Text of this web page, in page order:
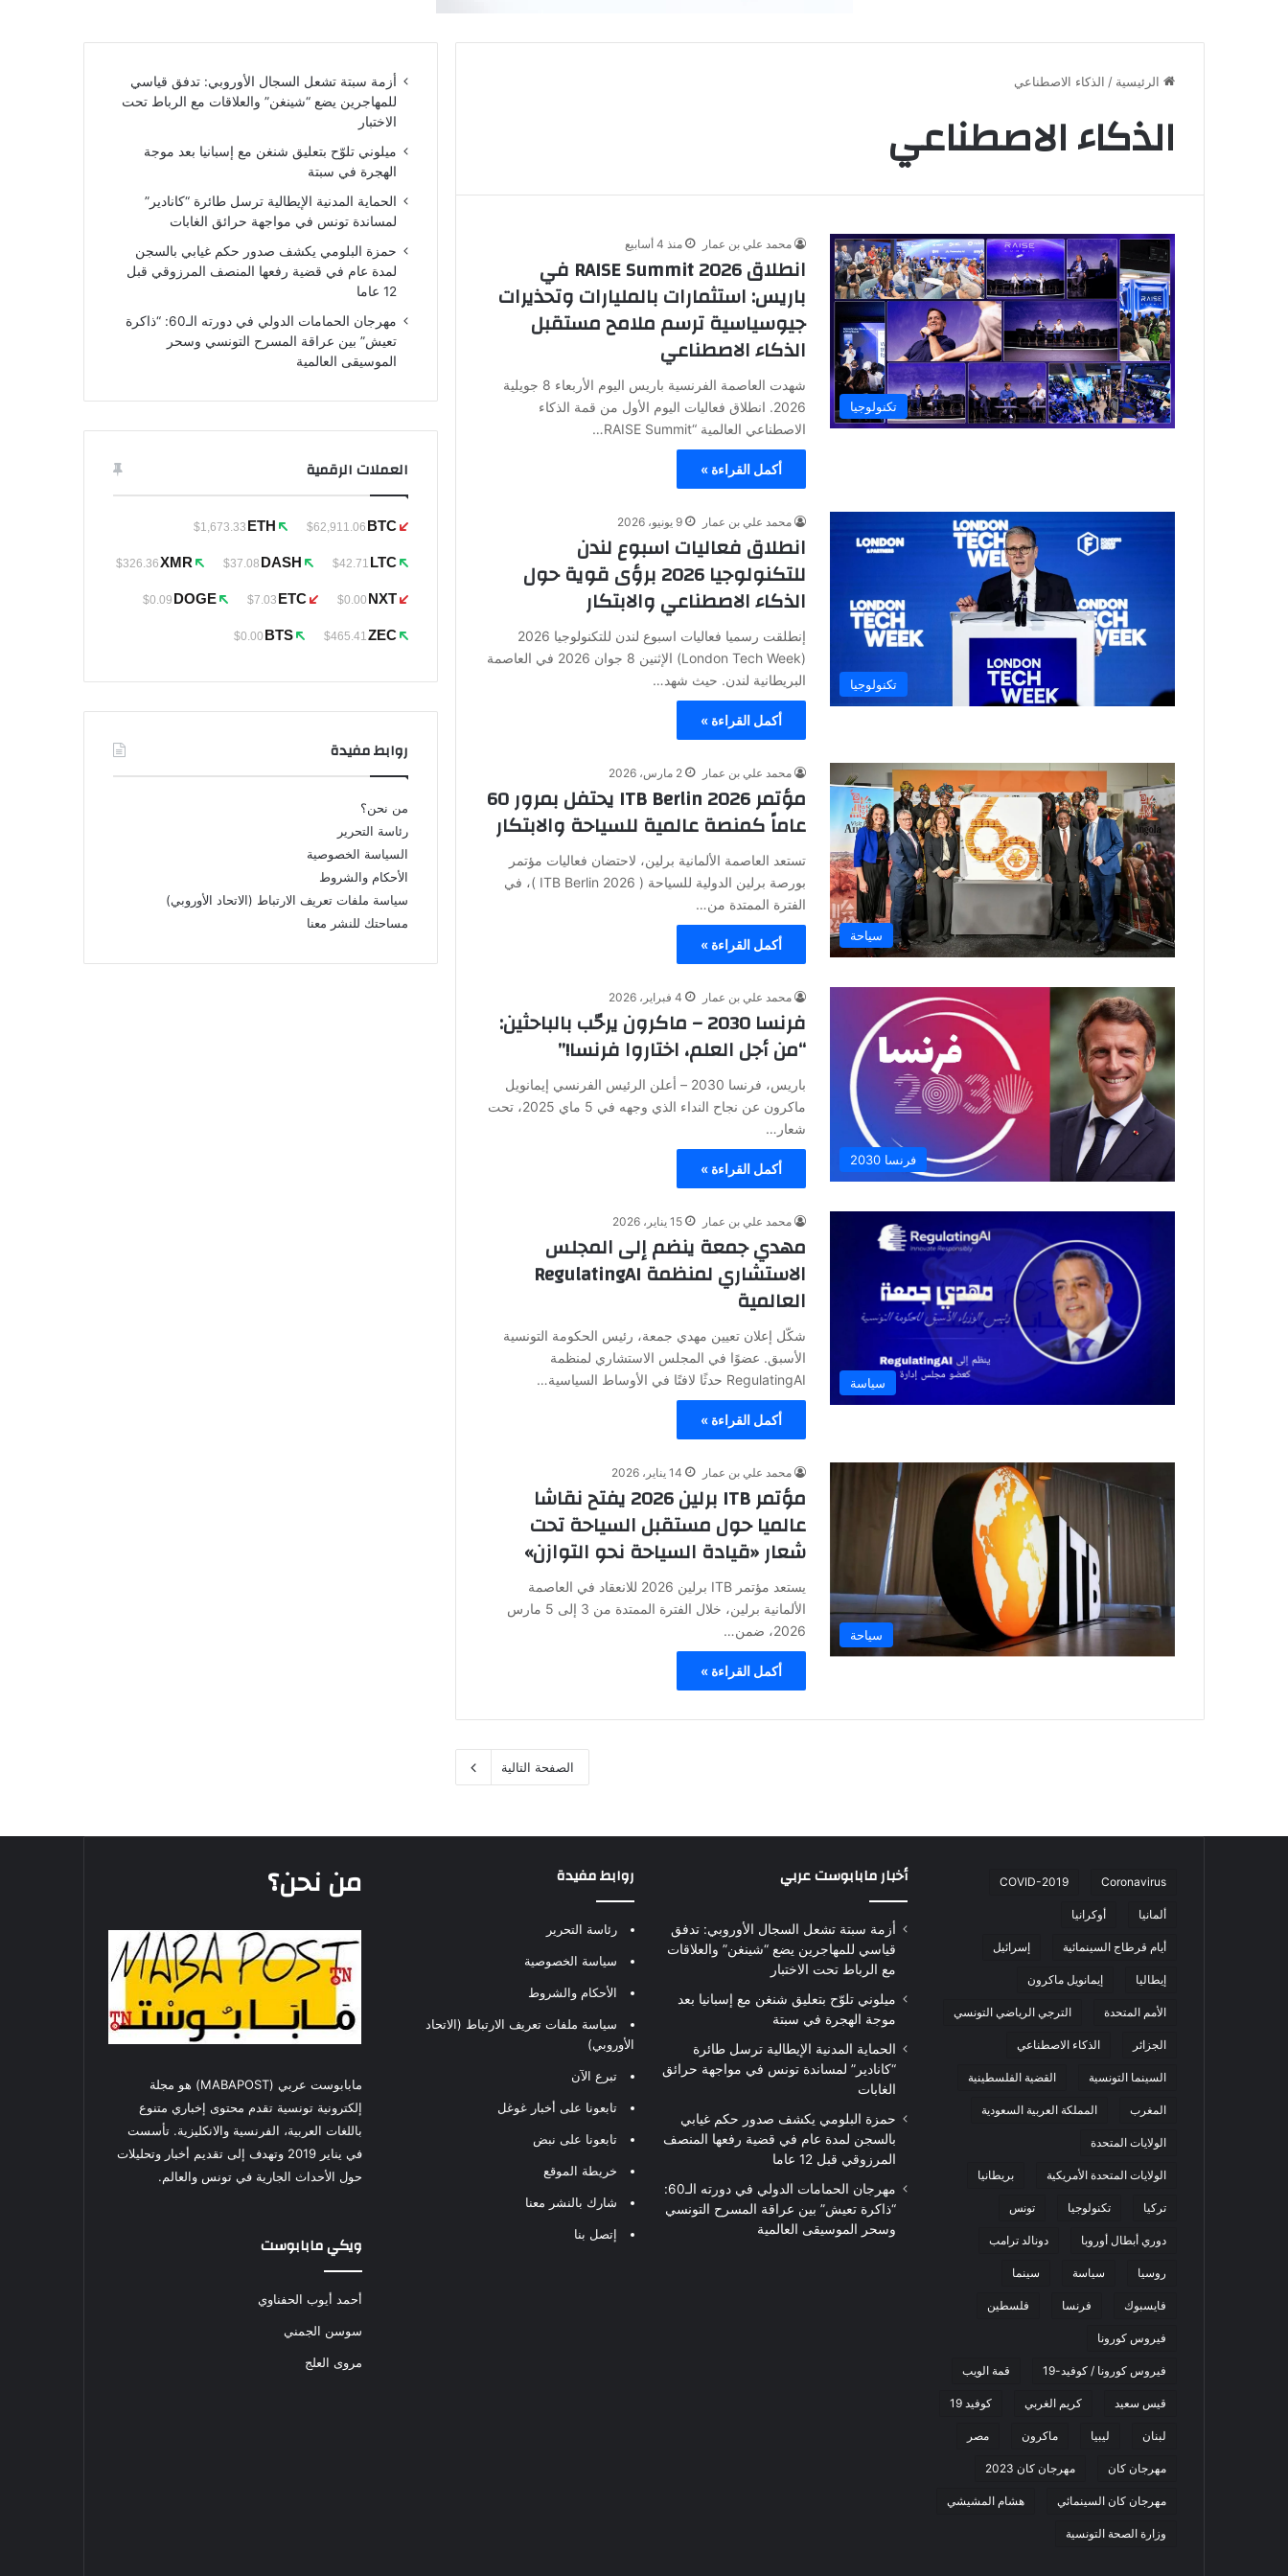
الرئيسية / الذكاء الاصطناعي
الذكاء الاصطناعي
تكنولوجيا
محمد علي بن عمار منذ 4 أسابيع
انطلاق RAISE Summit 2026 في
باريس: استثمارات بالمليارات وتحذيرات
جيوسياسية ترسم ملامح مستقبل
الذكاء الاصطناعي
شهدت العاصمة الفرنسية باريس اليوم الأربعاء 8 جويلية
2026. انطلاق فعاليات اليوم الأول من قمة الذكاء
الاصطناعي العالمية “RAISE Summit…
أكمل القراءة »
تكنولوجيا
محمد علي بن عمار 9 يونيو، 2026
انطلاق فعاليات اسبوع لندن
للتكنولوجيا 2026 برؤى قوية حول
الذكاء الاصطناعي والابتكار
إنطلقت رسميا فعاليات اسبوع لندن للتكنولوجيا 2026
(London Tech Week) الإثنين 8 جوان 2026 في العاصمة
البريطانية لندن. حيث شهد…
أكمل القراءة »
سياحة
محمد علي بن عمار 2 مارس، 2026
مؤتمر ITB Berlin 2026 يحتفل بمرور 60
عاماً كمنصة عالمية للسياحة والابتكار
تستعد العاصمة الألمانية برلين، لاحتضان فعاليات مؤتمر
بورصة برلين الدولية للسياحة ( ITB Berlin 2026 )، في
الفترة الممتدة من…
أكمل القراءة »
فرنسا 2030
محمد علي بن عمار 4 فبراير، 2026
فرنسا 2030 – ماكرون يرحّب بالباحثين:
“من أجل العلم، اختاروا فرنسا!”
​باريس، فرنسا 2030 – أعلن الرئيس الفرنسي إيمانويل
ماكرون عن نجاح النداء الذي وجهه في 5 ماي 2025، تحت
شعار…
أكمل القراءة »
سياسة
محمد علي بن عمار 15 يناير، 2026
مهدي جمعة ينضم إلى المجلس
الاستشاري لمنظمة RegulatingAI
العالمية
شكّل إعلان تعيين مهدي جمعة، رئيس الحكومة التونسية
الأسبق. عضوًا في المجلس الاستشاري لمنظمة
RegulatingAI حدثًا لافتًا في الأوساط السياسية…
أكمل القراءة »
سياحة
محمد علي بن عمار 14 يناير، 2026
مؤتمر ITB برلين 2026 يفتح نقاشا
عالميا حول مستقبل السياحة تحت
شعار «قيادة السياحة نحو التوازن»
يستعد مؤتمر ITB برلين 2026 للانعقاد في العاصمة
الألمانية برلين، خلال الفترة الممتدة من 3 إلى 5 مارس
2026، ضمن…
أكمل القراءة »
الصفحة التالية
أزمة سبتة تشعل السجال الأوروبي: تدفق قياسي
للمهاجرين يضع “شينغن” والعلاقات مع الرباط تحت
الاختبار
ميلوني تلوّح بتعليق شنغن مع إسبانيا بعد موجة
الهجرة في سبتة
الحماية المدنية الإيطالية ترسل طائرة “كانادير”
لمساندة تونس في مواجهة حرائق الغابات
حمزة البلومي يكشف صدور حكم غيابي بالسجن
لمدة عام في قضية رفعها المنصف المرزوقي قبل
12 عاما
مهرجان الحمامات الدولي في دورته الـ60: “ذاكرة
تعيش” بين عراقة المسرح التونسي وسحر
الموسيقى العالمية
العملات الرقمية
BTC
$62,911.06
ETH
$1,673.33
LTC
$42.71
DASH
$37.08
XMR
$326.36
NXT
$0.00
ETC
$7.03
DOGE
$0.09
ZEC
$465.41
BTS
$0.00
روابط مفيدة
من نحن؟
رئاسة التحرير
السياسة الخصوصية
الأحكام والشروط
سياسة ملفات تعريف الارتباط (الاتحاد الأوروبي)
مساحتك للنشر معنا
Coronavirus
COVID-2019
ألمانيا أوكرانيا
أيام قرطاج السينمائية إسرائيل
إيطاليا إيمانويل ماكرون
الأمم المتحدة الترجي الرياضي التونسي
الجزائر الذكاء الاصطناعي
السينما التونسية القضية الفلسطينية
المغرب المملكة العربية السعودية
الولايات المتحدة
الولايات المتحدة الأمريكية بريطانيا
تركيا تكنولوجيا تونس
دوري أبطال أوروبا دونالد ترامب
روسيا سياسة سينما
فايسبوك فرنسا فلسطين
فيروس كورونا
فيروس كورونا / كوفيد-19 قمة الويب
قيس سعيد كريم الغربي كوفيد 19
لبنان ليبيا ماكرون مصر
مهرجان كان مهرجان كان 2023
مهرجان كان السينمائي هشام المشيشي
وزارة الصحة التونسية
أخبار مابابوست عربي
أزمة سبتة تشعل السجال الأوروبي: تدفق
قياسي للمهاجرين يضع “شينغن” والعلاقات
مع الرباط تحت الاختبار
ميلوني تلوّح بتعليق شنغن مع إسبانيا بعد
موجة الهجرة في سبتة
الحماية المدنية الإيطالية ترسل طائرة
“كانادير” لمساندة تونس في مواجهة حرائق
الغابات
حمزة البلومي يكشف صدور حكم غيابي
بالسجن لمدة عام في قضية رفعها المنصف
المرزوقي قبل 12 عاما
مهرجان الحمامات الدولي في دورته الـ60:
“ذاكرة تعيش” بين عراقة المسرح التونسي
وسحر الموسيقى العالمية
روابط مفيدة
رئاسة التحرير
سياسة الخصوصية
الأحكام والشروط
سياسة ملفات تعريف الارتباط (الاتحاد
الأوروبي)
تبرع الآن
تابعونا على أخبار غوغل
تابعونا على نبض
خريطة الموقع
شارك بالنشر معنا
إتصل بنا
من نحن؟
مابابوست عربي (MABAPOST) هو مجلة
إلكترونية تونسية تقدم محتوى إخباري متنوع
باللغات العربية، الفرنسية والانكليزية. تأسست
في يناير 2019 وتهدف إلى تقديم أخبار وتحليلات
حول الأحداث الجارية في تونس والعالم.
ويكي مابابوست
أحمد أيوب الحفناوي
سوسن الجمني
مروى العلج